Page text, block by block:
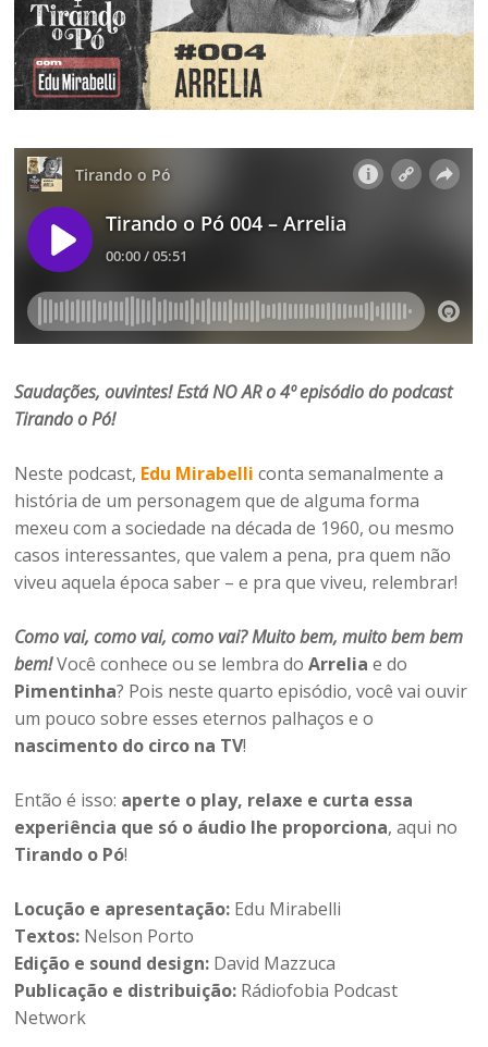
Saudações, ouvintes! Está NO AR o 4ºepisódio do podcast
Tirando o Pó!
Neste podcast, Edu Mirabelli conta semanalmente a
história de um personagem que de alguma forma
mexeu com a sociedade na década de 1960, ou mesmo
casos interessantes, que valem a pena, pra quem não
viveu aquela época saber – e pra que viveu, relembrar!
Como vai, como vai, como vai? Muito bem, muito bem bem
bem!Você conhece ou se lembra doArrelia e do
Pimentinha? Pois neste quarto episódio, você vai ouvir
um pouco sobre esses eternos palhaços e o
nascimento do circo na TV!
Então é isso: aperte o play, relaxe e curta essa
experiência que só o áudio lhe proporciona, aqui no
Tirando o Pó!
Locução e apresentação: Edu Mirabelli
Textos: Nelson Porto
Edição e sound design: David Mazzuca
Publicação e distribuição: Rádiofobia Podcast
Network